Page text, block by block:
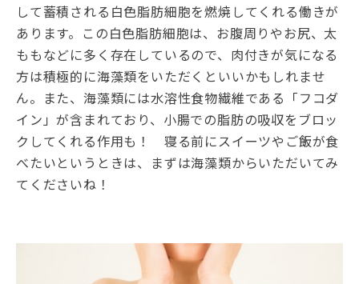
して蓄積される白色脂肪細胞を燃焼してくれる働きが
あります。この白色脂肪細胞は、お腹周りやお尻、太
ももなどに多く存在しているので、肉付きが気になる
方は積極的に海藻類をいただくといいかもしれませ
ん。また、海藻類には水溶性食物繊維である「フコダ
イン」が含まれており、小腸での脂肪の吸収をブロッ
クしてくれる作用も！ 寝る前にスイーツやご飯が食
べたいというときは、まずは海藻類からいただいてみ
てくださいね！